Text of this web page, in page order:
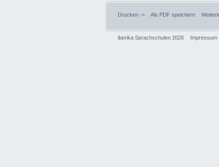
Drucken -> Als PDF speichern
iberika Sprachschulen 2026 Impressum